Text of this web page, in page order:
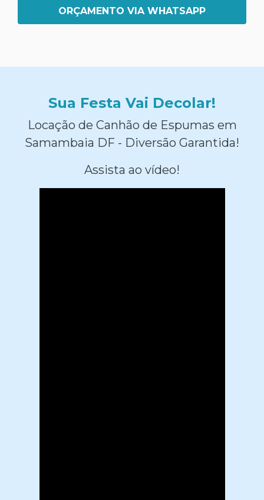
ORÇAMENTO VIA WHATSAPP
Sua Festa Vai Decolar!
Locação de Canhão de Espumas em
Samambaia DF - Diversão Garantida!
Assista ao vídeo!